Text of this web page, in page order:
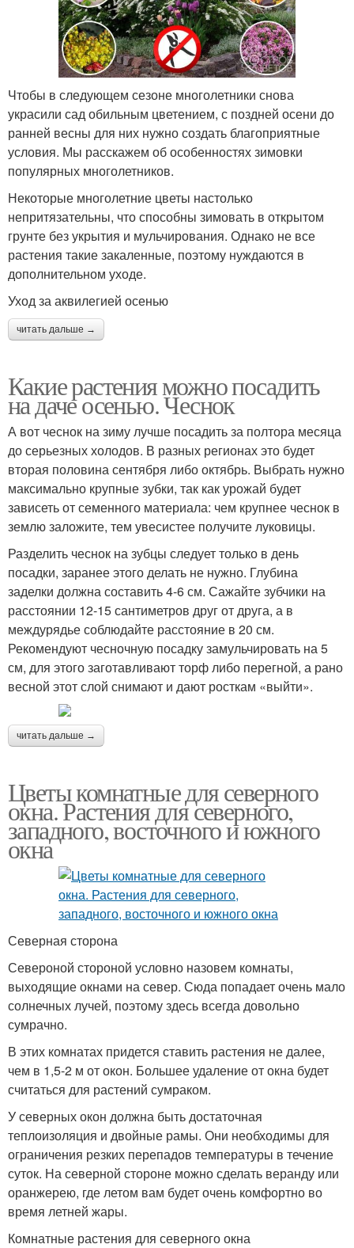
Чтобы в следующем сезоне многолетники снова
украсили сад обильным цветением, с поздней осени до
ранней весны для них нужно создать благоприятные
условия. Мы расскажем об особенностях зимовки
популярных многолетников.
Некоторые многолетние цветы настолько
непритязательны, что способны зимовать в открытом
грунте без укрытия и мульчирования. Однако не все
растения такие закаленные, поэтому нуждаются в
дополнительном уходе.
Уход за аквилегией осенью
читать дальше →
Какие растения можно посадить
на даче осенью. Чеснок
А вот чеснок на зиму лучше посадить за полтора месяца
до серьезных холодов. В разных регионах это будет
вторая половина сентября либо октябрь. Выбрать нужно
максимально крупные зубки, так как урожай будет
зависеть от семенного материала: чем крупнее чеснок в
землю заложите, тем увесистее получите луковицы.
Разделить чеснок на зубцы следует только в день
посадки, заранее этого делать не нужно. Глубина
заделки должна составить 4-6 см. Сажайте зубчики на
расстоянии 12-15 сантиметров друг от друга, а в
междурядье соблюдайте расстояние в 20 см.
Рекомендуют чесночную посадку замульчировать на 5
см, для этого заготавливают торф либо перегной, а рано
весной этот слой снимают и дают росткам «выйти».
читать дальше →
Цветы комнатные для северного
окна. Растения для северного,
западного, восточного и южного
окна
Северная сторона
Североной стороной условно назовем комнаты,
выходящие окнами на север. Сюда попадает очень мало
солнечных лучей, поэтому здесь всегда довольно
сумрачно.
В этих комнатах придется ставить растения не далее,
чем в 1,5-2 м от окон. Большее удаление от окна будет
считаться для растений сумраком.
У северных окон должна быть достаточная
теплоизоляция и двойные рамы. Они необходимы для
ограничения резких перепадов температуры в течение
суток. На северной стороне можно сделать веранду или
оранжерею, где летом вам будет очень комфортно во
время летней жары.
Комнатные растения для северного окна